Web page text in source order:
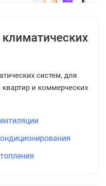
систем, для
и коммерческих